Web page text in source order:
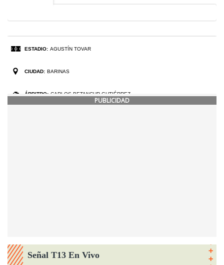
PUBLICIDAD
Señal T13 En Vivo